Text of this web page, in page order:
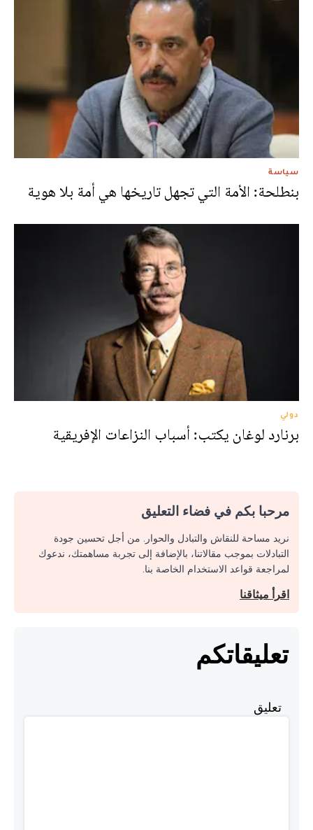
سياسة
بنطلحة: الأمة التي تجهل تاريخها هي أمة بلا هوية
دولي
برنارد لوغان يكتب: أسباب النزاعات الإفريقية
مرحبا بكم في فضاء التعليق
نريد مساحة للنقاش والتبادل والحوار. من أجل تحسين جودة
التبادلات بموجب مقالاتنا، بالإضافة إلى تجربة مساهمتك، ندعوك
لمراجعة قواعد الاستخدام الخاصة بنا.
اقرأ ميثاقنا
تعليقاتكم
تعليق